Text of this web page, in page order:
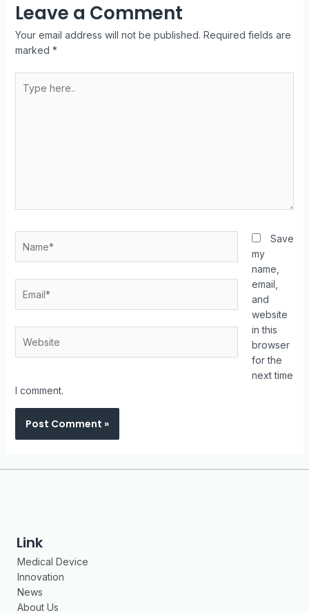
Leave a Comment
Your email address will not be published. Required fields are
marked *
Save
my
name,
email,
and
website
in this
browser
for the
next time
I comment.
Link
Medical Device
Innovation
News
About Us